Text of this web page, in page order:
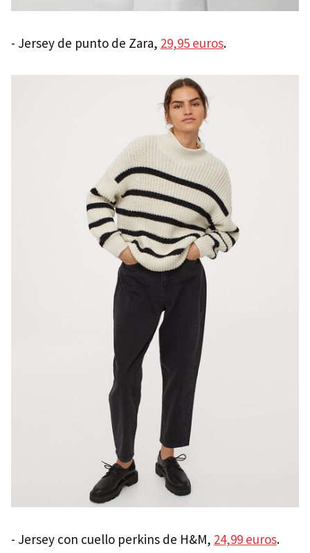
- Jersey de punto de Zara, 29,95 euros.
- Jersey con cuello perkins de H&M, 24,99 euros.